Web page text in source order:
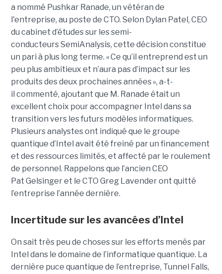
a nommé Pushkar Ranade, un vétéran de
l'entreprise, au poste de CTO. Selon Dylan Patel, CEO
du cabinet d’études sur les semi-
conducteurs SemiAnalysis, cette décision constitue
un pari à plus long terme. « Ce qu’il entreprend est un
peu plus ambitieux et n’aura pas d’impact sur les
produits des deux prochaines années », a-t-
il commenté, ajoutant que M. Ranade était un
excellent choix pour accompagner Intel dans sa
transition vers les futurs modèles informatiques.
Plusieurs analystes ont indiqué que le groupe
quantique d’Intel avait été freiné par un financement
et des ressources limités, et affecté par le roulement
de personnel. Rappelons que l’ancien CEO
Pat Gelsinger et le CTO Greg Lavender ont quitté
l’entreprise l’année dernière.
Incertitude sur les avancées d’Intel
On sait très peu de choses sur les efforts menés par
Intel dans le domaine de l’informatique quantique. La
dernière puce quantique de l’entreprise, Tunnel Falls,